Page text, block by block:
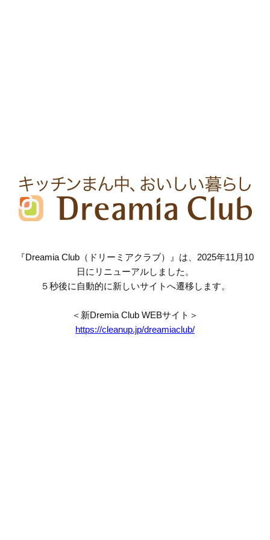
『Dreamia Club（ドリーミアクラブ）』は、2025年11月10
日にリニューアルしました。
５秒後に自動的に新しいサイトへ遷移します。
＜新Dremia Club WEBサイト＞
https://cleanup.jp/dreamiaclub/